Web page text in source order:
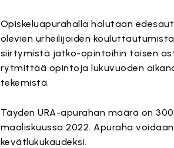
Opiskeluapurahalla halutaan
olevien urheilijoiden
siirtymistä jatko-opintoihin toisen
rytmittää opintoja lukuvuoden
tekemistä.
Täyden URA-apurahan määrä on
maaliskuussa 2022. Apuraha
kevätlukukaudeksi.